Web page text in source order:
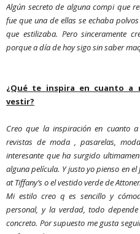
Algún secreto de alguna compi que
fue que una de ellas se echaba
que estilizaba. Pero sinceramente
porque a día de hoy sigo sin saber
¿Qué te inspira en cuanto a
vestir?
Creo que la inspiración en cuanto
revistas de moda , pasarelas,
interesante que ha surgido
alguna película. Y justo yo pienso en
at Tiffany’so el vestido verde de
Mi estilo creo q es sencillo y
personal, y la verdad, todo
concreto. Por supuesto me gusta